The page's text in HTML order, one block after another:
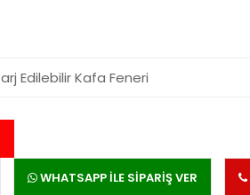
Edilebilir Kafa Feneri
WHATSAPP İLE SİPARİŞ VER